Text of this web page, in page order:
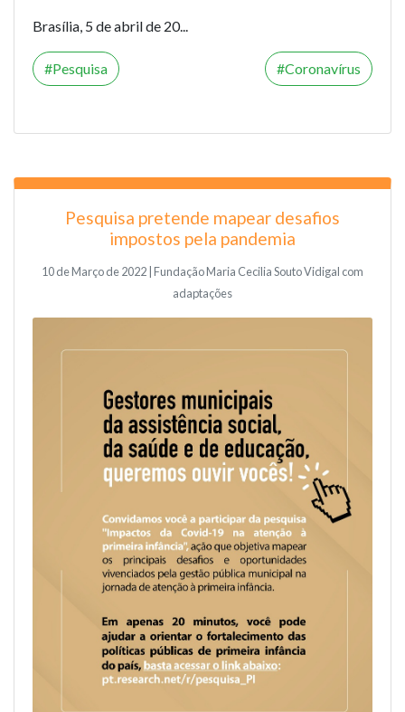
Brasília, 5 de abril de 20...
Pesquisa Coronavírus
Pesquisa pretende mapear desafios
impostos pela pandemia
10 de Março de 2022 | Fundação Maria Cecilia Souto Vidigal com
adaptações